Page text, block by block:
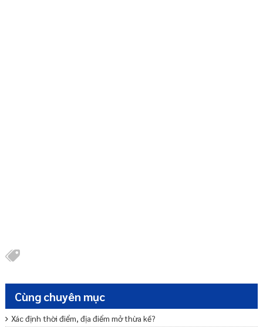
Cùng chuyên mục
Xác định thời điểm, địa điểm mở thừa kế?